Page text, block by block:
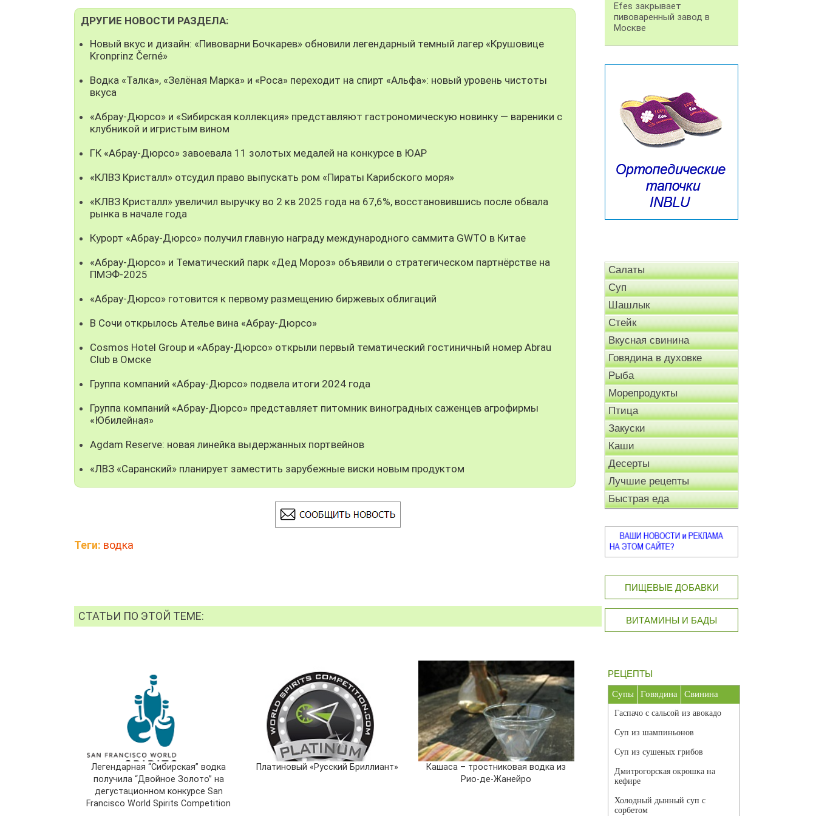
ДРУГИЕ НОВОСТИ РАЗДЕЛА:
Новый вкус и дизайн: «Пивоварни Бочкарев» обновили легендарный темный лагер «Крушовице
Kronprinz Černé»
Водка «Талка», «Зелёная Марка» и «Роса» переходит на спирт «Альфа»: новый уровень чистоты
вкуса
«Абрау-Дюрсо» и «Sибирская коллекция» представляют гастрономическую новинку — вареники с
клубникой и игристым вином
ГК «Абрау-Дюрсо» завоевала 11 золотых медалей на конкурсе в ЮАР
«КЛВЗ Кристалл» отсудил право выпускать ром «Пираты Карибского моря»
«КЛВЗ Кристалл» увеличил выручку во 2 кв 2025 года на 67,6%, восстановившись после обвала
рынка в начале года
Курорт «Абрау-Дюрсо» получил главную награду международного саммита GWTO в Китае
«Абрау-Дюрсо» и Тематический парк «Дед Мороз» объявили о стратегическом партнёрстве на
ПМЭФ-2025
«Абрау-Дюрсо» готовится к первому размещению биржевых облигаций
В Сочи открылось Ателье вина «Абрау-Дюрсо»
Cosmos Hotel Group и «Абрау-Дюрсо» открыли первый тематический гостиничный номер Abrau
Club в Омске
Группа компаний «Абрау-Дюрсо» подвела итоги 2024 года
Группа компаний «Абрау-Дюрсо» представляет питомник виноградных саженцев агрофирмы
«Юбилейная»
Agdam Reserve: новая линейка выдержанных портвейнов
«ЛВЗ «Саранский» планирует заместить зарубежные виски новым продуктом
Теги: водка
СТАТЬИ ПО ЭТОЙ ТЕМЕ:
Легендарная “Сибирская” водка
получила “Двойное Золото” на
дегустационном конкурсе San
Francisco World Spirits Competition
Платиновый «Русский Бриллиант»
Кашаса – тростниковая водка из
Рио-де-Жанейро
Efes закрывает
пивоваренный завод в
Москве
Салаты
Суп
Шашлык
Стейк
Вкусная свинина
Говядина в духовке
Рыба
Морепродукты
Птица
Закуски
Каши
Десерты
Лучшие рецепты
Быстрая еда
ПИЩЕВЫЕ ДОБАВКИ
ВИТАМИНЫ И БАДЫ
РЕЦЕПТЫ
Супы Говядина Свинина
Гаспачо с сальсой из авокадо
Суп из шампиньонов
Суп из сушеных грибов
Дмитрогорская окрошка на
кефире
Холодный дынный суп с
сорбетом